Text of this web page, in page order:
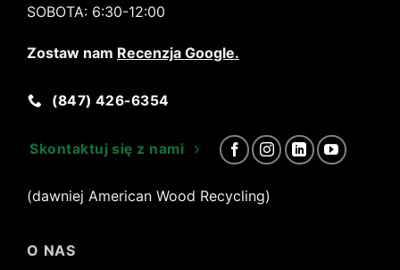
SOBOTA: 6:30-12:00
Zostaw nam Recenzja Google.
(847) 426-6354
Skontaktuj się z nami
(dawniej American Wood Recycling)
O NAS